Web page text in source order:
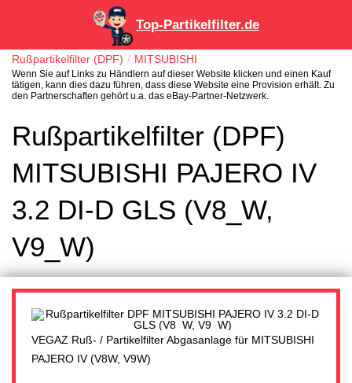
Top-Partikelfilter.de
Rußpartikelfilter (DPF) MITSUBISHI
Wenn Sie auf Links zu Händlern auf dieser Website klicken und einen Kauf
tätigen, kann dies dazu führen, dass diese Website eine Provision erhält. Zu
den Partnerschaften gehört u.a. das eBay-Partner-Netzwerk.
Rußpartikelfilter (DPF)
MITSUBISHI PAJERO IV
3.2 DI-D GLS (V8_W,
V9_W)
VEGAZ Ruß- / Partikelfilter Abgasanlage für MITSUBISHI
PAJERO IV (V8W, V9W)